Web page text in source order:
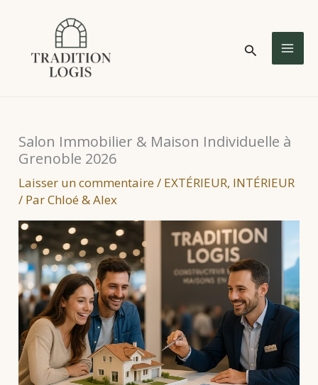
contenu
Rechercher
Salon Immobilier & Maison Individuelle à
Grenoble 2026
Laisser un commentaire / EXTÉRIEUR, INTÉRIEUR
/ ParChloé & Alex